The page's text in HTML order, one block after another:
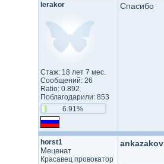
lerakor
Стаж: 18 лет 7 мес.
Сообщений: 26
Ratio: 0.892
Поблагодарили: 853
6.91%
Спасибо
horst1
Меценат
Красавец провокатор
ankazakov